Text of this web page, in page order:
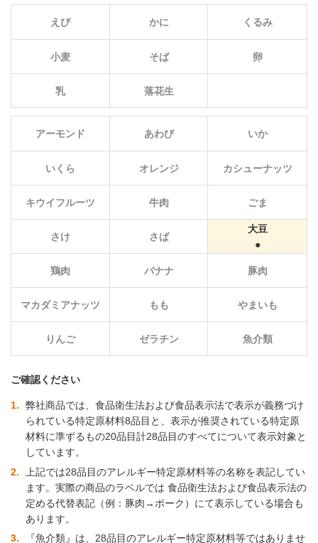
えび かに くるみ
小麦 そば 卵
乳 落花生
アーモンド あわび いか
いくら オレンジ カシューナッツ
キウイフルーツ 牛肉 ごま
さけ さば
大豆
鶏肉 バナナ 豚肉
マカダミアナッツ もも やまいも
りんご ゼラチン 魚介類
ご確認ください
1
弊社商品では、食品衛生法および食品表示法で表示が義務づけ
られている特定原材料8品目と、表示が推奨されている特定原
材料に準ずるもの20品目計28品目のすべてについて表示対象と
しています。
2
上記では28品目のアレルギー特定原材料等の名称を表記してい
ます。実際の商品のラベルでは 食品衛生法および食品表示法の
定める代替表記（例：豚肉→ポーク）にて表示している場合も
あります。
3
『魚介類』は、28品目のアレルギー特定原材料等ではありませ